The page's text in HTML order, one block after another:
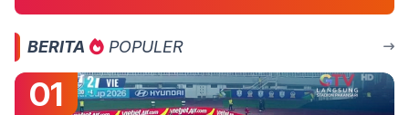
BERITA POPULER
01